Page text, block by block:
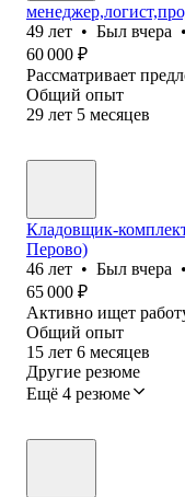
49 лет • Был вчера •
60 000 ₽
Рассматривает
Общий опыт
29 лет 5 месяцев
Кладовщик-
Перово)
46 лет • Был вчера •
65 000 ₽
Активно ищет
Общий опыт
15 лет 6 месяцев
Другие резюме
Ещё 4 резюме